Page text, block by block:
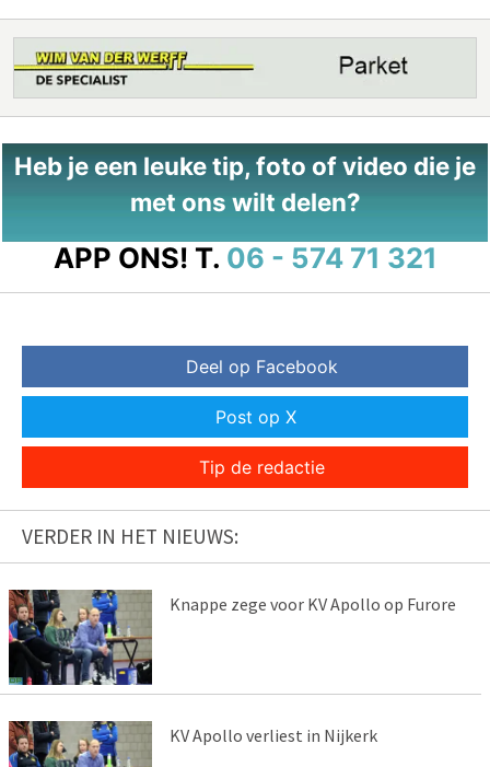
Heb je een leuke tip, foto of video die je
met ons wilt delen?
APP ONS! T. 06 - 574 71 321
Deel op Facebook
Post op X
Tip de redactie
VERDER IN HET NIEUWS:
Knappe zege voor KV Apollo op Furore
KV Apollo verliest in Nijkerk